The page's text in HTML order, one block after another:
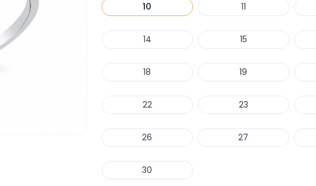
10
11
14 15
18 19
22 23
26 27
30